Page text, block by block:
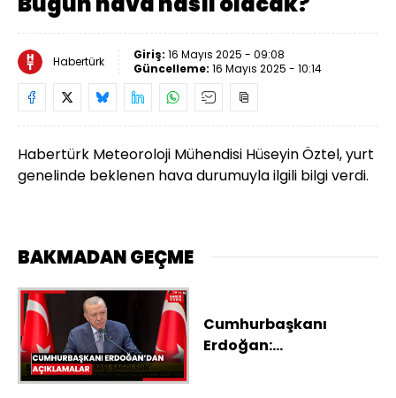
Habertürk Giriş: 16 Mayıs 2025 - 09:08
Güncelleme: 16 Mayıs 2025 - 10:14
Habertürk Meteoroloji Mühendisi Hüseyin Öztel, yurt
genelinde beklenen hava durumuyla ilgili bilgi verdi.
BAKMADAN GEÇME
Cumhurbaşkanı
Erdoğan: